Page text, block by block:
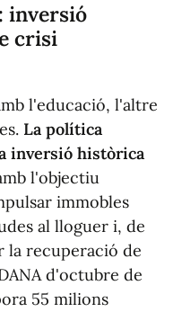
inversió
crisi
l'educació, l'altre
La política
inversió històrica
l'objectiu
immobles
al lloguer i, de
la recuperació de
d'octubre de
55 milions